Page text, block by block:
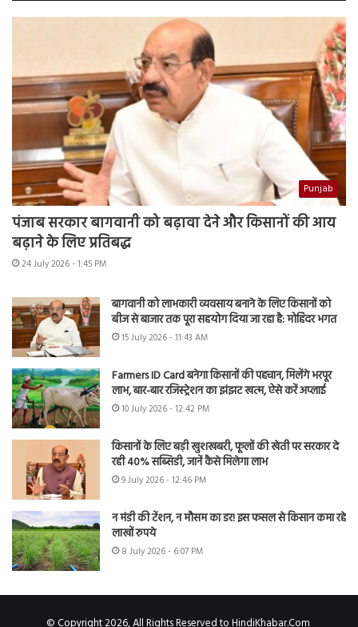
Punjab
पंजाब सरकार बागवानी को बढ़ावा देने और किसानों की आय
बढ़ाने के लिए प्रतिबद्ध
24 July 2026 - 1:45 PM
बागवानी को लाभकारी व्यवसाय बनाने के लिए किसानों को
बीज से बाजार तक पूरा सहयोग दिया जा रहा है: मोहिंदर भगत
15 July 2026 - 11:43 AM
Farmers ID Card बनेगा किसानों की पहचान, मिलेंगे भरपूर
लाभ, बार-बार रजिस्ट्रेशन का झंझट खत्म, ऐसे करें अप्लाई
10 July 2026 - 12:42 PM
किसानों के लिए बड़ी खुशखबरी, फूलों की खेती पर सरकार दे
रही 40% सब्सिडी, जानें कैसे मिलेगा लाभ
9 July 2026 - 12:46 PM
न मंडी की टेंशन, न मौसम का डर! इस फसल से किसान कमा रहे
लाखों रुपये
8 July 2026 - 6:07 PM
© Copyright 2026, All Rights Reserved to HindiKhabar.Com